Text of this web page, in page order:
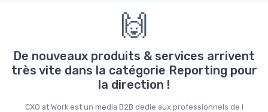
🙌
De nouveaux produits & services arrivent
très vite dans la catégorie Reporting pour
la direction !
CXO at Work est un media B2B dedie aux professionnels de l